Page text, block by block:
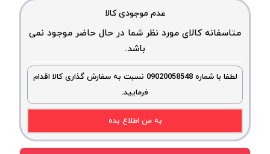
عدم موجودی کالا
متاسفانه کالای مورد نظر شما در حال حاضر موجود نمی
باشد.
لطفا با شماره 09020058548 نسبت به سفارش گذاری کالا اقدام
فرمایید.
به من اطلاع بده